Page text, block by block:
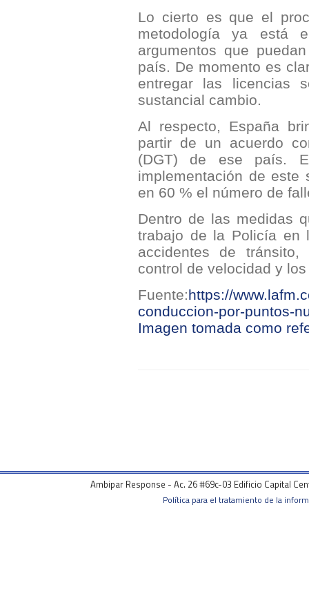
Lo cierto es que el
metodología ya está
argumentos que
país. De momento es
entregar las licencias
sustancial cambio.
Al respecto, España
partir de un acuerdo
(DGT) de ese país.
implementación de este
en 60 % el número de
Dentro de las medidas
trabajo de la Policía en
accidentes de
control de velocidad y
Fuente:https://
conduccion-por-puntos-
Imagen tomada como
Ambipar Response - Ac. 26 #69c-03 Edificio Capital
Política para el tratamiento de la